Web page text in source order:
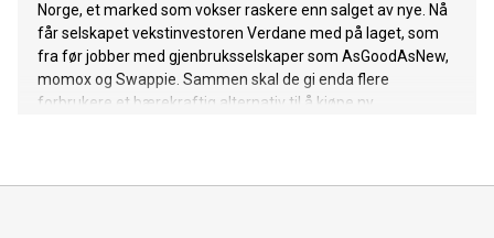
Norge, et marked som vokser raskere enn salget av nye. Nå
får selskapet vekstinvestoren Verdane med på laget, som
fra før jobber med gjenbruksselskaper som AsGoodAsNew,
momox og Swappie. Sammen skal de gi enda flere
forbrukere et bærekraftig alternativ til å kjøpe ny